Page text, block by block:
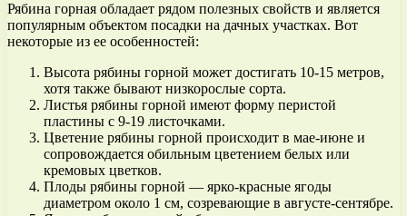
Рябина горная обладает рядом полезных свойств и является
популярным объектом посадки на дачных участках. Вот
некоторые из ее особенностей:
Высота рябины горной может достигать 10-15 метров,
хотя также бывают низкорослые сорта.
Листья рябины горной имеют форму перистой
пластины с 9-19 листочками.
Цветение рябины горной происходит в мае-июне и
сопровождается обильным цветением белых или
кремовых цветков.
Плоды рябины горной — ярко-красные ягоды
диаметром около 1 см, созревающие в августе-сентябре.